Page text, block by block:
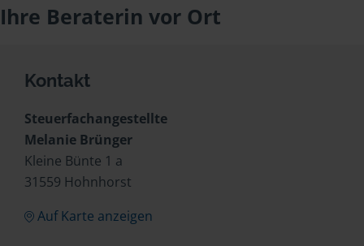
Ihre Beraterin vor Ort
Kontakt
Steuerfachangestellte
Melanie Brünger
Kleine Bünte 1 a
31559 Hohnhorst
Auf Karte anzeigen